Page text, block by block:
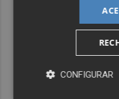
CONFIGURAR